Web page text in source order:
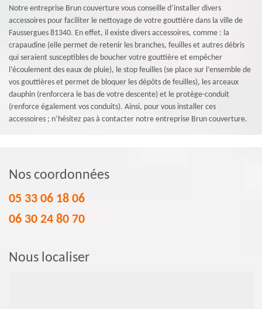
Notre entreprise Brun couverture vous conseille d’installer divers
accessoires pour faciliter le nettoyage de votre gouttière dans la ville de
Faussergues 81340. En effet, il existe divers accessoires, comme : la
crapaudine (elle permet de retenir les branches, feuilles et autres débris
qui seraient susceptibles de boucher votre gouttière et empêcher
l’écoulement des eaux de pluie), le stop feuilles (se place sur l’ensemble de
vos gouttières et permet de bloquer les dépôts de feuilles), les arceaux
dauphin (renforcera le bas de votre descente) et le protège-conduit
(renforce également vos conduits). Ainsi, pour vous installer ces
accessoires ; n’hésitez pas à contacter notre entreprise Brun couverture.
Nos coordonnées
05 33 06 18 06
06 30 24 80 70
Nous localiser